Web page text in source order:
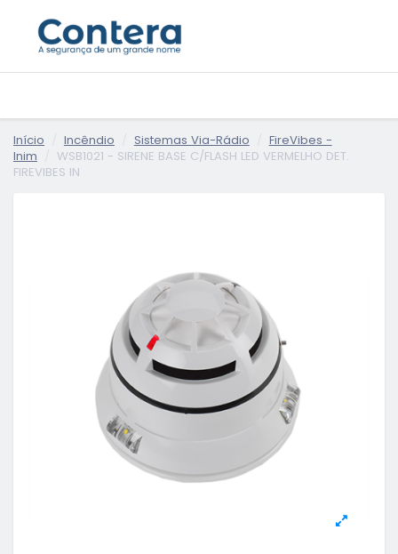
Início Incêndio Sistemas Via-Rádio
FireVibes -
Inim
WSB1021 - SIRENE BASE C/FLASH LED VERMELHO DET.
FIREVIBES IN